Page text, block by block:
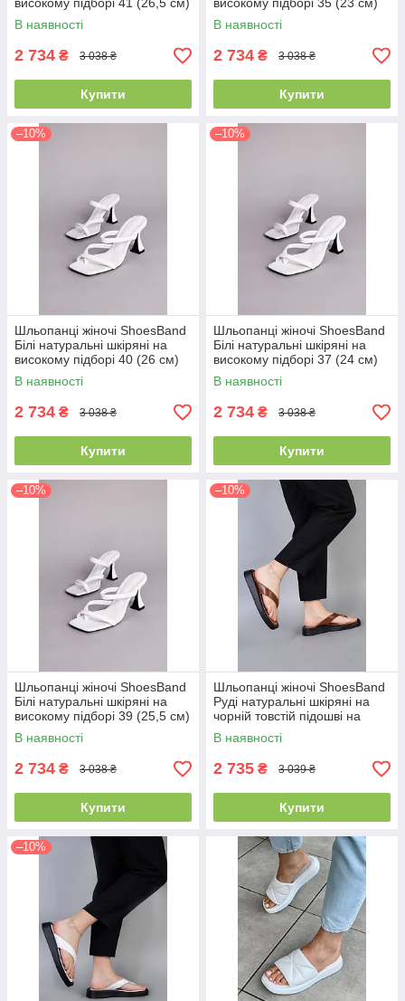
(S85001-3)
В наявності
2 734 ₴ 3 038 ₴
Купити
(S85001-1)
В наявності
2 734 ₴ 3 038 ₴
Купити
–10%
Шльопанці жіночі ShoesBand
Білі натуральні шкіряні на
високому підборі 40 (26 см)
(S85001-3)
В наявності
2 734 ₴ 3 038 ₴
Купити
–10%
Шльопанці жіночі ShoesBand
Білі натуральні шкіряні на
високому підборі 37 (24 см)
(S85001-3)
В наявності
2 734 ₴ 3 038 ₴
Купити
–10%
Шльопанці жіночі ShoesBand
Білі натуральні шкіряні на
високому підборі 39 (25,5 см)
(S85001-3)
В наявності
2 734 ₴ 3 038 ₴
Купити
–10%
Шльопанці жіночі ShoesBand
Руді натуральні шкіряні на
чорній товстій підошві на
широку ногу 37 (23 см)
(66061-2)
В наявності
2 735 ₴ 3 039 ₴
Купити
–10%